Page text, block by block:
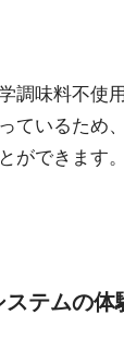
調味料不使
ているため
ができます。
テムの体